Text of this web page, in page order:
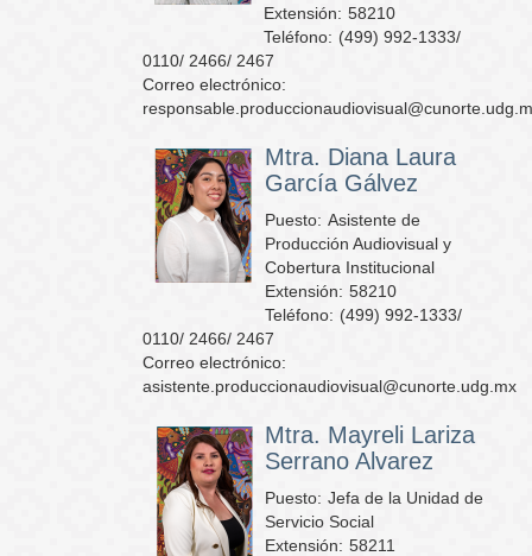
Extensión: 58210
Teléfono: (499) 992-1333/
0110/ 2466/ 2467
Correo electrónico:
Mtra. Diana Laura
García Gálvez
Puesto: Asistente de
Producción Audiovisual y
Cobertura Institucional
Extensión: 58210
Teléfono: (499) 992-1333/
0110/ 2466/ 2467
Correo electrónico:
asistente.produccionaudiovisual@cunorte.udg.mx
Mtra. Mayreli Lariza
Serrano Alvarez
Puesto: Jefa de la Unidad de
Servicio Social
Extensión: 58211